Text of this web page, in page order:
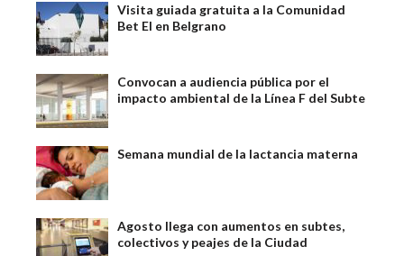
Visita guiada gratuita a la Comunidad
Bet El en Belgrano
Convocan a audiencia pública por el
impacto ambiental de la Línea F del Subte
Semana mundial de la lactancia materna
Agosto llega con aumentos en subtes,
colectivos y peajes de la Ciudad